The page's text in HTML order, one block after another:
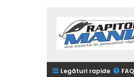
Legături rapide FAQ